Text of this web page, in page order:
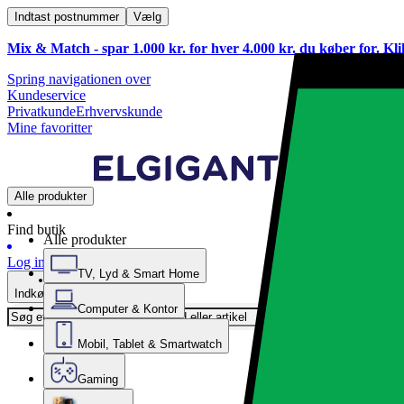
Indtast postnummer Vælg
Mix & Match - spar 1.000 kr. for hver 4.000 kr. du køber for.
Spring navigationen over
Kundeservice
PrivatkundeErhvervskunde
Mine favoritter
Alle produkter
Find butik
Log ind
Indkøbskurv
Alle produkter
TV, Lyd & Smart Home
Computer & Kontor
Mobil, Tablet & Smartwatch
Gaming